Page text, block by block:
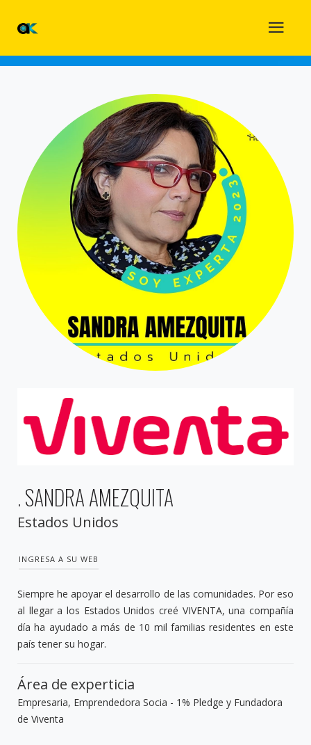
. SANDRA AMEZQUITA
Estados Unidos
INGRESA A SU WEB
Siempre he apoyar el desarrollo de las comunidades. Por eso
al llegar a los Estados Unidos creé VIVENTA, una compañía
día ha ayudado a más de 10 mil familias residentes en este
país tener su hogar.
Área de experticia
Empresaria, Emprendedora Socia - 1% Pledge y Fundadora
de Viventa